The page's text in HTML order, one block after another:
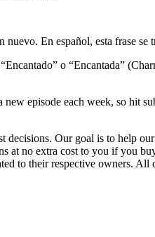
En español, esta frase se
o “Encantada”
episode each week, so hit
Our goal is to help
at no extra cost to you if you
to their respective owners. All